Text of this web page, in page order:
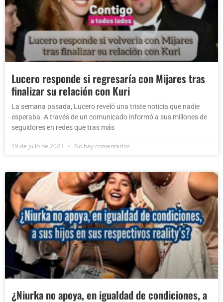
Lucero responde si regresaría con Mijares tras
finalizar su relación con Kuri
La semana pasada, Lucero reveló una triste noticia que nadie
esperaba. A través de un comunicado informó a sus millones de
seguidores en redes que tras más
19 de julio de 2023 No hay comentarios
¿Niurka no apoya, en igualdad de condiciones, a